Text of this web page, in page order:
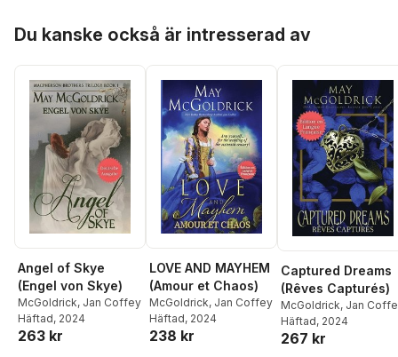
Du kanske också är intresserad av
Angel of Skye
(Engel von Skye)
McGoldrick, Jan Coffey
Häftad, 2024
263 kr
LOVE AND MAYHEM
(Amour et Chaos)
McGoldrick, Jan Coffey
Häftad, 2024
238 kr
Captured Dreams
(Rêves Capturés)
McGoldrick, Jan
Häftad, 2024
267 kr